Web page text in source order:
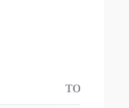
TOP3交易国